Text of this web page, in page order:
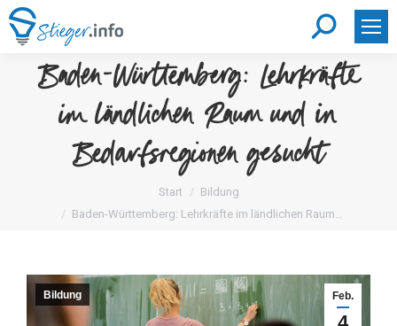
Search:
Baden-Württemberg: Lehrkräfte
im ländlichen Raum und in
Bedarfsregionen gesucht
Sie befinden sich hier:Start
Bildung
Baden-Württemberg: Lehrkräfte im ländlichen Raum…
Feb.
Bildung